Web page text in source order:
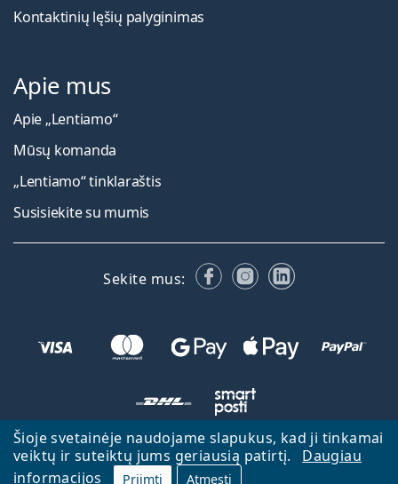
Šioje svetainėje naudojame slapukus, kad ji tinkamai
veiktų ir suteiktų jums geriausią patirtį.
Daugiau
informacijos
Priimti Atmesti
Kontaktinių lęšių palyginimas
Apie mus
Apie „Lentiamo“
Mūsų komanda
„Lentiamo“ tinklaraštis
Susisiekite su mumis
Sekite mus: FacebookInstagram
LinkedIn
Atgal į pagrindinį puslapį
Eiti aukštyn